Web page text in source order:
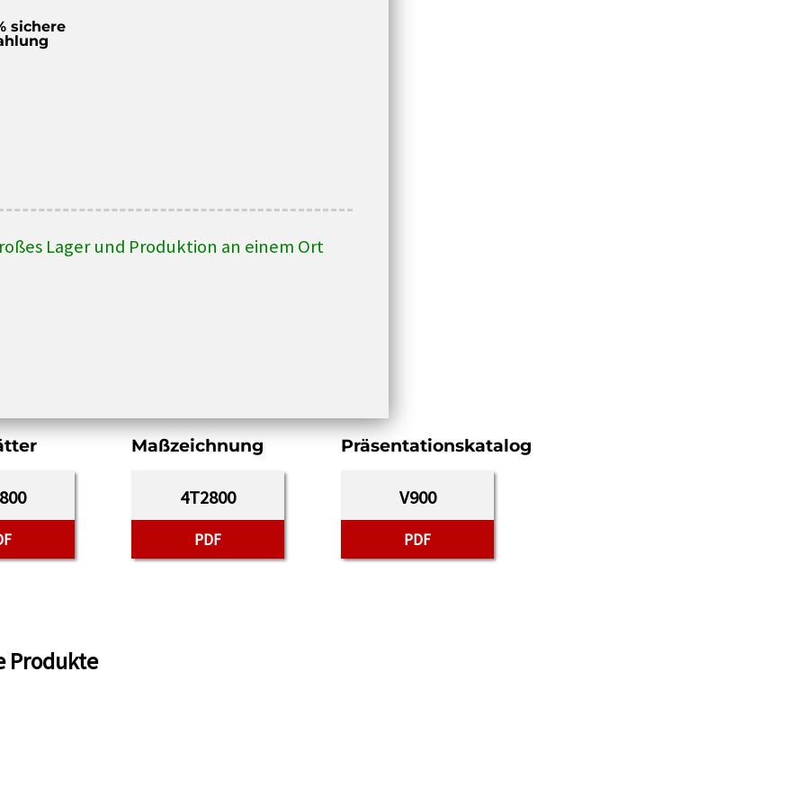
sichere
Lager und Produktion an einem Ort
Maßzeichnung
4T2800
PDF
Präsentationskatalog
V900
PDF
Produkte